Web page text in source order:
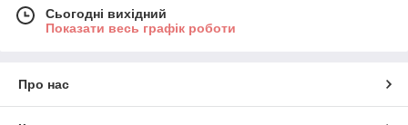
Сьогодні вихідний
Показати весь графік роботи
Про нас